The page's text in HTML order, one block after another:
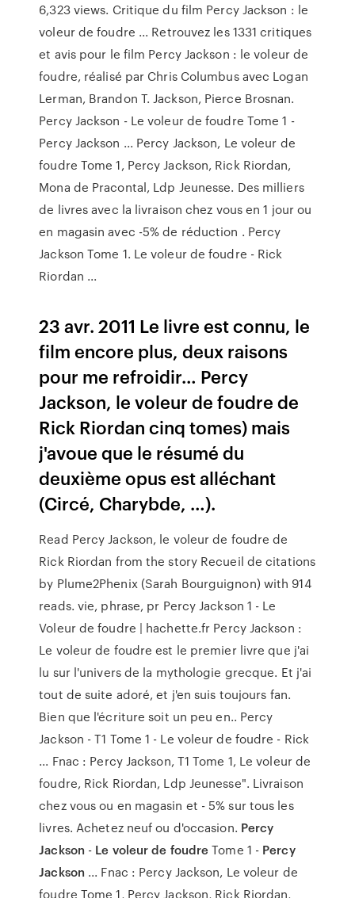
6,323 views. Critique du film Percy Jackson : le
voleur de foudre ... Retrouvez les 1331 critiques
et avis pour le film Percy Jackson : le voleur de
foudre, réalisé par Chris Columbus avec Logan
Lerman, Brandon T. Jackson, Pierce Brosnan.
Percy Jackson - Le voleur de foudre Tome 1 -
Percy Jackson ... Percy Jackson, Le voleur de
foudre Tome 1, Percy Jackson, Rick Riordan,
Mona de Pracontal, Ldp Jeunesse. Des milliers
de livres avec la livraison chez vous en 1 jour ou
en magasin avec -5% de réduction . Percy
Jackson Tome 1. Le voleur de foudre - Rick
Riordan ...
23 avr. 2011 Le livre est connu, le
film encore plus, deux raisons
pour me refroidir… Percy
Jackson, le voleur de foudre de
Rick Riordan cinq tomes) mais
j'avoue que le résumé du
deuxième opus est alléchant
(Circé, Charybde, …).
Read Percy Jackson, le voleur de foudre de
Rick Riordan from the story Recueil de citations
by Plume2Phenix (Sarah Bourguignon) with 914
reads. vie, phrase, pr Percy Jackson 1 - Le
Voleur de foudre | hachette.fr Percy Jackson :
Le voleur de foudre est le premier livre que j'ai
lu sur l'univers de la mythologie grecque. Et j'ai
tout de suite adoré, et j'en suis toujours fan.
Bien que l'écriture soit un peu en.. Percy
Jackson - T1 Tome 1 - Le voleur de foudre - Rick
... Fnac : Percy Jackson, T1 Tome 1, Le voleur de
foudre, Rick Riordan, Ldp Jeunesse". Livraison
chez vous ou en magasin et - 5% sur tous les
livres. Achetez neuf ou d'occasion. Percy
Jackson - Le voleur de foudreTome 1 - Percy
Jackson ... Fnac : Percy Jackson, Le voleur de
foudre Tome 1, Percy Jackson, Rick Riordan,